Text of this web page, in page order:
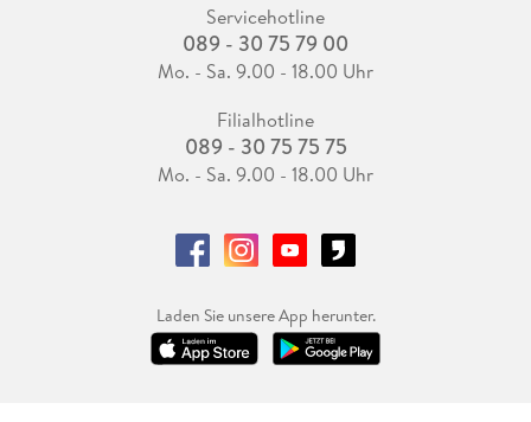
Servicehotline
089 - 30 75 79 00
Mo. - Sa. 9.00 - 18.00 Uhr
Filialhotline
089 - 30 75 75 75
Mo. - Sa. 9.00 - 18.00 Uhr
Laden Sie unsere App herunter.